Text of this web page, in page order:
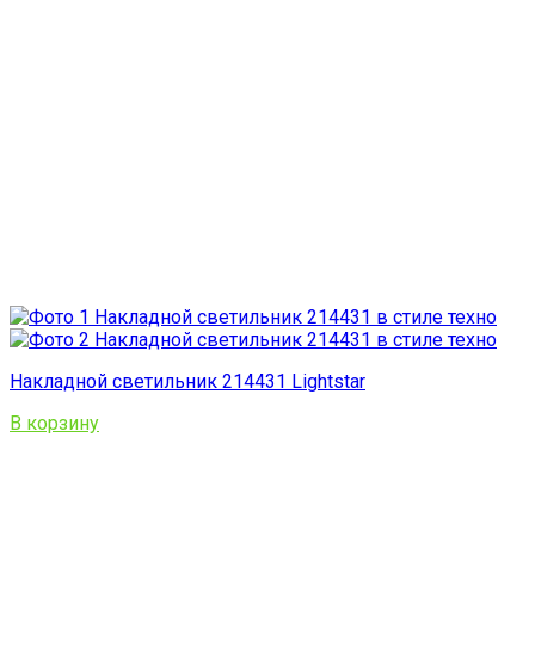
Накладной светильник 214431 Lightstar
В корзину